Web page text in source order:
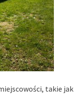
takie jak